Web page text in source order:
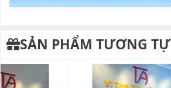
SẢN PHẨM TƯƠNG TỰ